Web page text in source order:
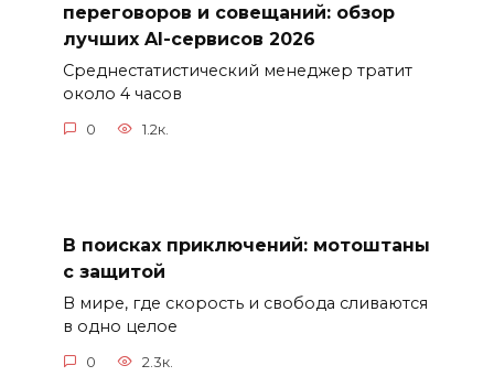
переговоров и совещаний: обзор
лучших AI-сервисов 2026
Среднестатистический менеджер тратит
около 4 часов
0 1.2к.
В поисках приключений: мотоштаны
с защитой
В мире, где скорость и свобода сливаются
в одно целое
0 2.3к.